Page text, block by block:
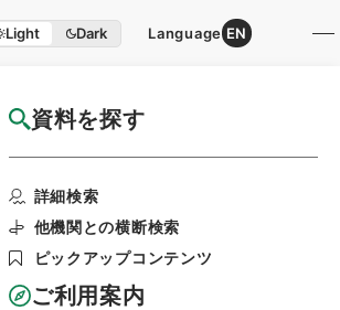
Light Dark Language EN
資料を探す
詳細検索
他機関との横断検索
ピックアップコンテンツ
ご利用案内
国立公文書館HP利用案内
全ての情報